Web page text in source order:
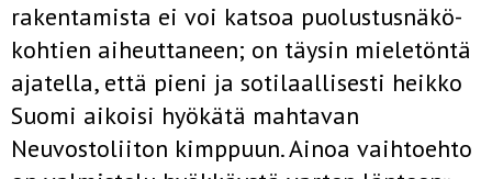
rakentamista ei voi katsoa puolustusnäkö­
kohtien aiheuttaneen; on täysin mieletöntä
ajatella, että pieni ja soti­laallisesti heikko
Suomi aikoisi hyökätä mahtavan
Neuvostoliiton kimppuun. Ainoa vaihtoehto